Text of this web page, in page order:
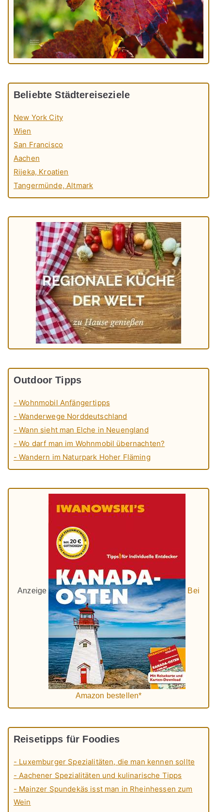
Beliebte Städtereiseziele
New York City
Wien
San Francisco
Aachen
Rijeka, Kroatien
Tangermünde, Altmark
Outdoor Tipps
- Wohnmobil Anfängertipps
- Wanderwege Norddeutschland
- Wann sieht man Elche in Neuengland
- Wo darf man im Wohnmobil übernachten?
- Wandern im Naturpark Hoher Fläming
Anzeige Bei
Amazon bestellen*
Reisetipps für Foodies
- Luxemburger Spezialitäten, die man kennen sollte
- Aachener Spezialitäten und kulinarische Tipps
- Mainzer Spundekäs isst man in Rheinhessen zum
Wein